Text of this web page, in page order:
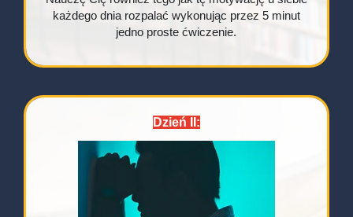
każdego dnia rozpalać wykonując przez 5 minut
jedno proste ćwiczenie.
Dzień II: